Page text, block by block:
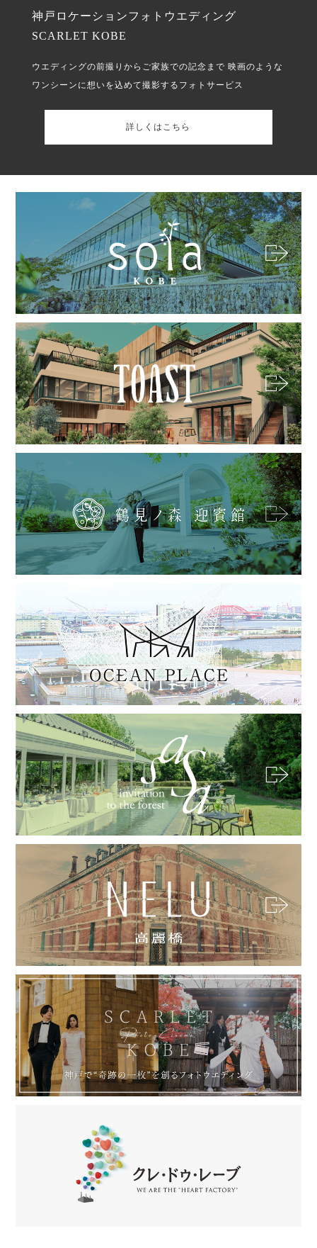
神戸ロケーションフォトウエディング
SCARLET KOBE
ウエディングの前撮りからご家族での記念まで 映画のような
ワンシーンに想いを込めて撮影するフォトサービス
詳しくはこちら